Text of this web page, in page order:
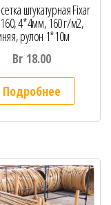
штукатурная Fixar
4*4мм, 160 г/м2,
рулон 1*10м
Br 18.00
Подробнее